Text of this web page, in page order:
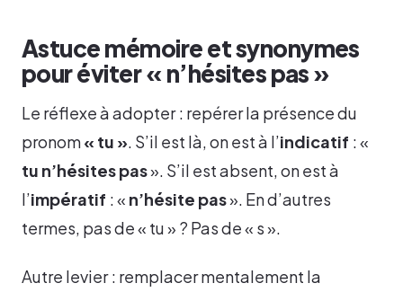
Astuce mémoire et synonymes
pour éviter « n’hésites pas »
Le réflexe à adopter : repérer la présence du
pronom« tu ». S’il est là, on est à l’indicatif : «
tu n’hésites pas». S’il est absent, on est à
l’impératif : « n’hésite pas». En d’autres
termes, pas de « tu » ? Pas de « s ».
Autre levier : remplacer mentalement la